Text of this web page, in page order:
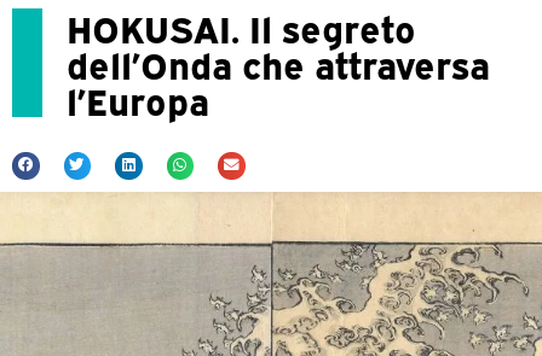
HOKUSAI. Il segreto
dell’Onda che attraversa
l’Europa